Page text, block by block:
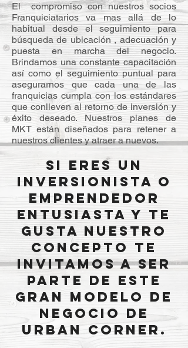
El compromiso con nuestros socios
Franquiciatarios va mas allá de lo
habitual desde el seguimiento para
búsqueda de ubicación , adecuación y
puesta en marcha del negocio.
Brindamos una constante capacitación
así como el seguimiento puntual para
asegurarnos que cada una de las
franquicias cumpla con los estándares
que conlleven al retorno de inversión y
éxito deseado. Nuestros planes de
MKT están diseñados para retener a
nuestros clientes y atraer a nuevos.
Si eres un
inversionista o
emprendedor
entusiasta y te
gusta nuestro
concepto te
invitamos a ser
parte de este
gran modelo de
negocio de
Urban Corner.